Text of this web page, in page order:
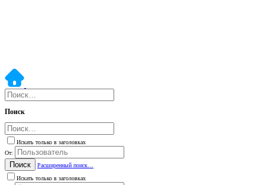
Поиск
Искать только в заголовках
От:
Поиск
Расширенный поиск…
Искать только в заголовках